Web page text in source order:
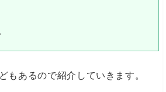
もあるので紹介していきます。